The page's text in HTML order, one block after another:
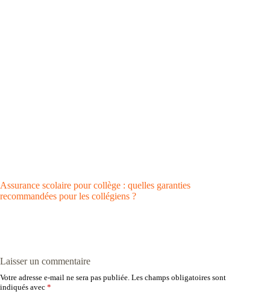
Assurance scolaire pour collège : quelles garanties
recommandées pour les collégiens ?
Laisser un commentaire
Votre adresse e-mail ne sera pas publiée. Les champs obligatoires sont
indiqués avec *